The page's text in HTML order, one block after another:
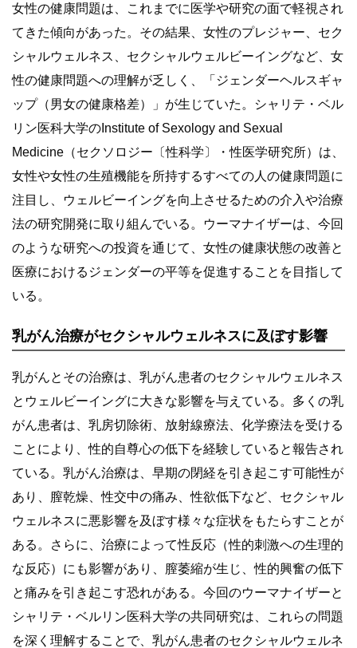
女性の健康問題は、これまでに医学や研究の面で軽視され
てきた傾向があった。その結果、女性のプレジャー、セク
シャルウェルネス、セクシャルウェルビーイングなど、女
性の健康問題への理解が乏しく、「ジェンダーヘルスギャ
ップ（男女の健康格差）」が生じていた。シャリテ・ベル
リン医科大学のInstitute of Sexology and Sexual
Medicine（セクソロジー〔性科学〕・性医学研究所）は、
女性や女性の生殖機能を所持するすべての人の健康問題に
注目し、ウェルビーイングを向上させるための介入や治療
法の研究開発に取り組んでいる。ウーマナイザーは、今回
のような研究への投資を通じて、女性の健康状態の改善と
医療におけるジェンダーの平等を促進することを目指して
いる。
乳がん治療がセクシャルウェルネスに及ぼす影響
乳がんとその治療は、乳がん患者のセクシャルウェルネス
とウェルビーイングに大きな影響を与えている。多くの乳
がん患者は、乳房切除術、放射線療法、化学療法を受ける
ことにより、性的自尊心の低下を経験していると報告され
ている。乳がん治療は、早期の閉経を引き起こす可能性が
あり、膣乾燥、性交中の痛み、性欲低下など、セクシャル
ウェルネスに悪影響を及ぼす様々な症状をもたらすことが
ある。さらに、治療によって性反応（性的刺激への生理的
な反応）にも影響があり、膣萎縮が生じ、性的興奮の低下
と痛みを引き起こす恐れがある。今回のウーマナイザーと
シャリテ・ベルリン医科大学の共同研究は、これらの問題
を深く理解することで、乳がん患者のセクシャルウェルネ